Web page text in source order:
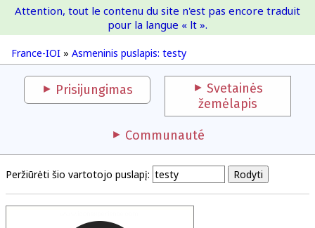
France-IOI
France-IOI » Asmeninis puslapis: testy
Attention, tout le contenu du site n'est pas encore traduit
pour la langue « lt ».
Prisijungimas
Svetainės
žemėlapis
Communauté
Peržiūrėti šio vartotojo puslapį: